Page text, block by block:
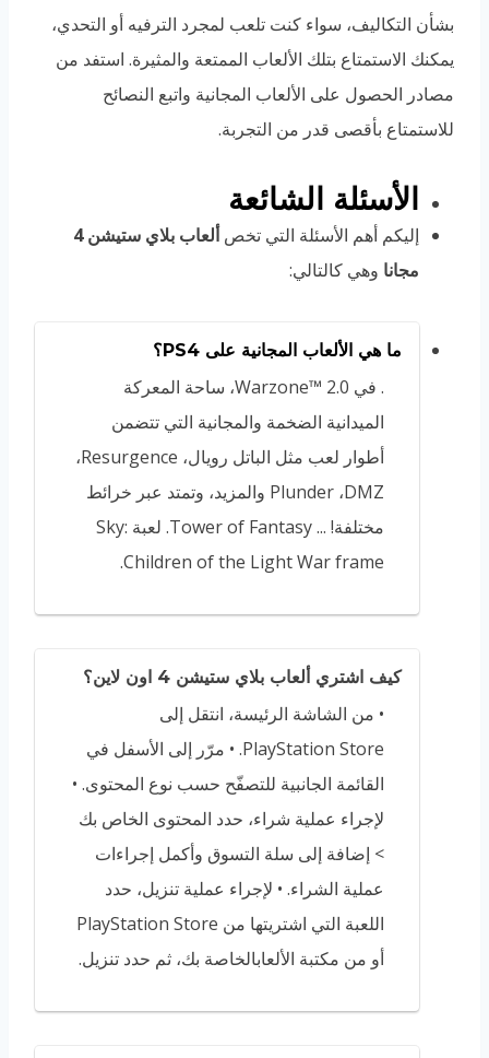
بشأن التكاليف، سواء كنت تلعب لمجرد الترفيه أو التحدي،
يمكنك الاستمتاع بتلك الألعاب الممتعة والمثيرة. استفد من
مصادر الحصول على الألعاب المجانية واتبع النصائح
للاستمتاع بأقصى قدر من التجربة.
الأسئلة الشائعة
إليكم أهم الأسئلة التي تخص
ألعاب بلاي ستيشن 4
مجانا وهي كالتالي:
ما هي الألعاب المجانية على PS4؟
. في Warzone™ 2.0، ساحة المعركة
الميدانية الضخمة والمجانية التي تتضمن
أطوار لعب مثل الباتل رويال، Resurgence‏،
DMZ‏، Plunder والمزيد، وتمتد عبر خرائط
مختلفة! ... Tower of Fantasy. لعبة Sky:
Children of the Light War frame.
كيف اشتري ألعاب بلاي ستيشن 4 اون لاين؟
• من الشاشة الرئيسة، انتقل إلى
PlayStation Store. • مرّر إلى الأسفل في
القائمة الجانبية للتصفّح حسب نوع المحتوى. •
لإجراء عملية شراء، حدد المحتوى الخاص بك
> إضافة إلى سلة التسوق وأكمل إجراءات
عملية الشراء. • لإجراء عملية تنزيل، حدد
اللعبة التي اشتريتها من PlayStation Store
أو من مكتبة الألعابالخاصة بك، ثم حدد تنزيل.